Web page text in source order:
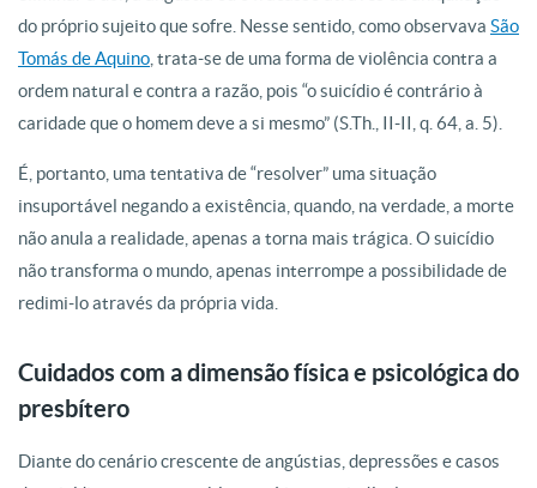
do próprio sujeito que sofre. Nesse sentido, como observava São
Tomás de Aquino, trata-se de uma forma de violência contra a
ordem natural e contra a razão, pois “o suicídio é contrário à
caridade que o homem deve a si mesmo” (S.Th., II-II, q. 64, a. 5).
É, portanto, uma tentativa de “resolver” uma situação
insuportável negando a existência, quando, na verdade, a morte
não anula a realidade, apenas a torna mais trágica. O suicídio
não transforma o mundo, apenas interrompe a possibilidade de
redimi-lo através da própria vida.
Cuidados com a dimensão física e psicológica do
presbítero
Diante do cenário crescente de angústias, depressões e casos